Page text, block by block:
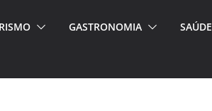
GASTRONOMIA SAÚDE